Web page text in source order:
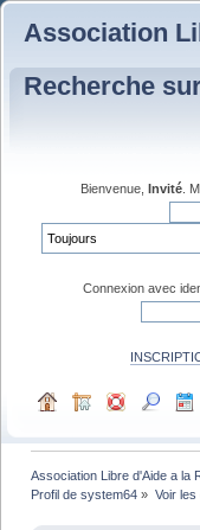
Association
Recherche
Bienvenue, Invité .
Connexion avec
Association Libre d'Aide a la
Profil de system64 » Voir les